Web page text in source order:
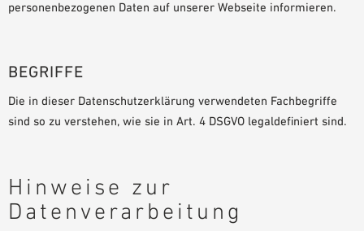
personenbezogenen Daten auf unserer Webseite informieren.
BEGRIFFE
Die in dieser Datenschutzerklärung verwendeten Fachbegriffe
sind so zu verstehen, wie sie in Art. 4 DSGVO legaldefiniert sind.
Hinweise zur
Datenverarbeitung